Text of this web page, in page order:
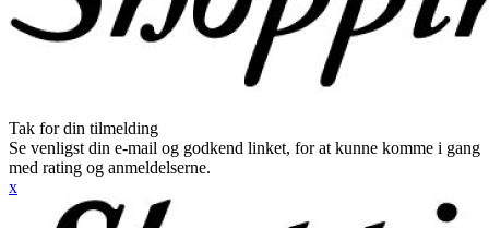
Tak for din tilmelding
Se venligst din e-mail og godkend linket, for at kunne komme i gang
med rating og anmeldelserne.
x